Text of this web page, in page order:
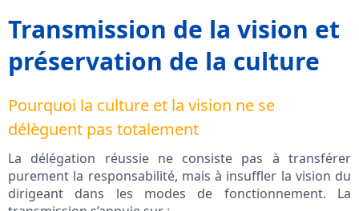
Transmission de la vision et
préservation de la culture
Pourquoi la culture et la vision ne se
délèguent pas totalement
La délégation réussie ne consiste pas à transférer
purement la responsabilité, mais à insuffler la vision du
dirigeant dans les modes de fonctionnement. La